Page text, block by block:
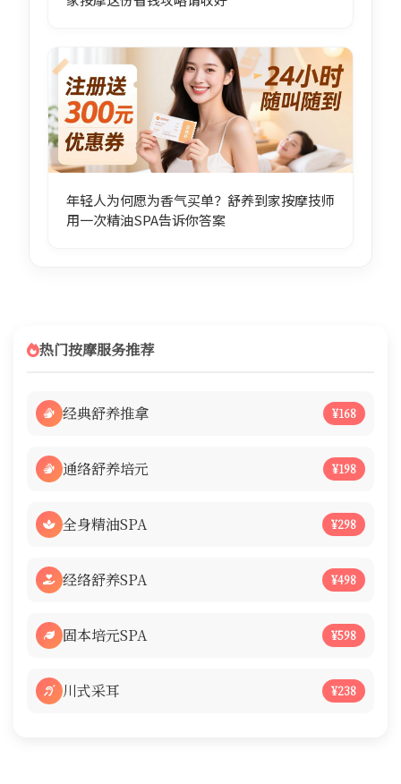
年轻人为何愿为香气买单？舒养到家按摩技师
用一次精油SPA告诉你答案
热门按摩服务推荐
经典舒养推拿 ¥168
通络舒养培元 ¥198
全身精油SPA ¥298
经络舒养SPA ¥498
固本培元SPA ¥598
川式采耳 ¥238